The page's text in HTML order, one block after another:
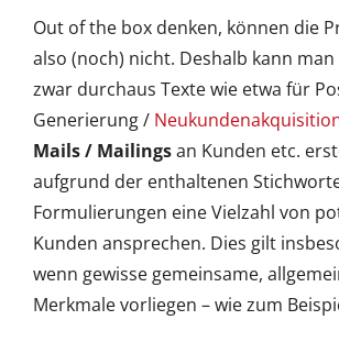
Out of the box denken, können die
also (noch) nicht. Deshalb kann
zwar durchaus Texte wie etwa für
Generierung /
Mails / Mailingsan Kunden etc.
aufgrund der enthaltenen
Formulierungen eine Vielzahl von
Kunden ansprechen. Dies gilt
wenn gewisse gemeinsame,
Merkmale vorliegen – wie zum